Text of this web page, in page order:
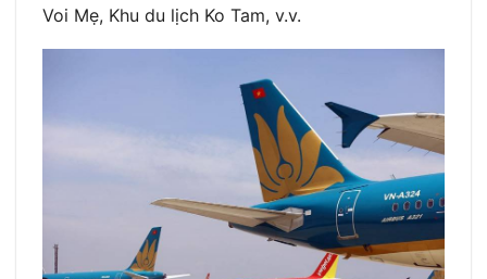
Voi Mẹ, Khu du lịch Ko Tam, v.v.